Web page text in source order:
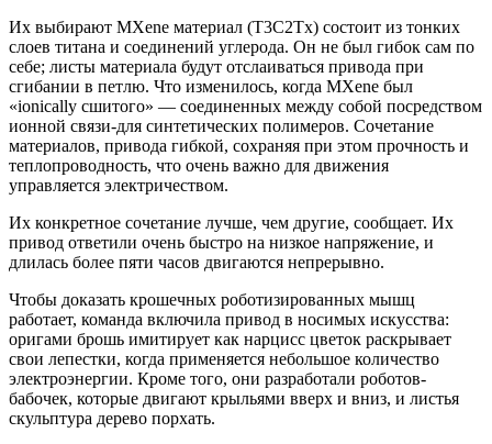
Их выбирают MXene материал (T3C2Tx) состоит из тонких
слоев титана и соединений углерода. Он не был гибок сам по
себе; листы материала будут отслаиваться привода при
сгибании в петлю. Что изменилось, когда MXene был
«ionically сшитого» — соединенных между собой посредством
ионной связи-для синтетических полимеров. Сочетание
материалов, привода гибкой, сохраняя при этом прочность и
теплопроводность, что очень важно для движения
управляется электричеством.
Их конкретное сочетание лучше, чем другие, сообщает. Их
привод ответили очень быстро на низкое напряжение, и
длилась более пяти часов двигаются непрерывно.
Чтобы доказать крошечных роботизированных мышц
работает, команда включила привод в носимых искусства:
оригами брошь имитирует как нарцисс цветок раскрывает
свои лепестки, когда применяется небольшое количество
электроэнергии. Кроме того, они разработали роботов-
бабочек, которые двигают крыльями вверх и вниз, и листья
скульптура дерево порхать.